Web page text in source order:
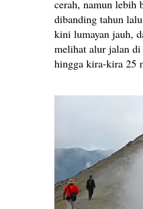
cerah, namun lebih
dibanding tahun
kini lumayan jauh,
melihat alur jalan
hingga kira-kira 25